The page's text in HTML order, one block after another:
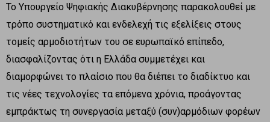
Το Υπουργείο Ψηφιακής Διακυβέρνησης παρακολουθεί με
τρόπο συστηματικό και ενδελεχή τις εξελίξεις στους
τομείς αρμοδιοτήτων του σε ευρωπαϊκό επίπεδο,
διασφαλίζοντας ότι η Ελλάδα συμμετέχει και
διαμορφώνει το πλαίσιο που θα διέπει το διαδίκτυο και
τις νέες τεχνολογίες τα επόμενα χρόνια, προάγοντας
εμπράκτως τη συνεργασία μεταξύ (συν)αρμόδιων φορέων